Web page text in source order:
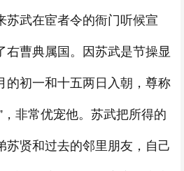
苏武在宦者令的衙门听候宣
右曹典属国。因苏武是节操显
的初一和十五两日入朝，尊称
，非常优宠他。苏武把所得的
苏贤和过去的邻里朋友，自己